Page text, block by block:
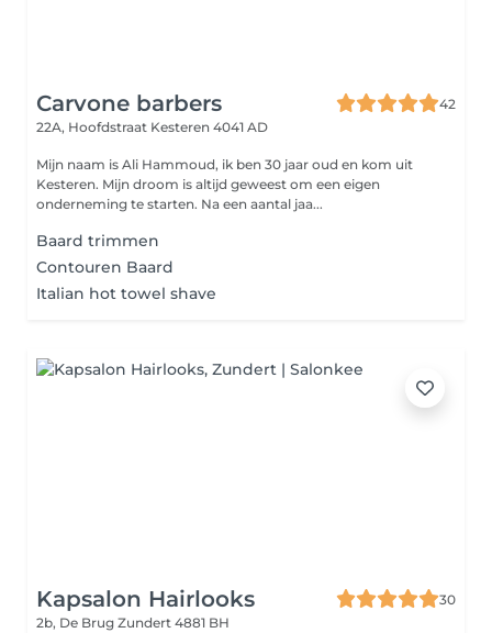
Carvone barbers
42
22A, Hoofdstraat Kesteren 4041 AD
Mijn naam is Ali Hammoud, ik ben 30 jaar oud en kom uit
Kesteren. Mijn droom is altijd geweest om een eigen
onderneming te starten. Na een aantal jaa...
Baard trimmen
Contouren Baard
Italian hot towel shave
Kapsalon Hairlooks
30
2b, De Brug Zundert 4881 BH